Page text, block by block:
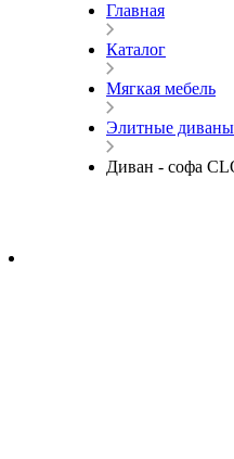
Главная
Каталог
Мягкая мебель
Элитные диваны
Диван - софа